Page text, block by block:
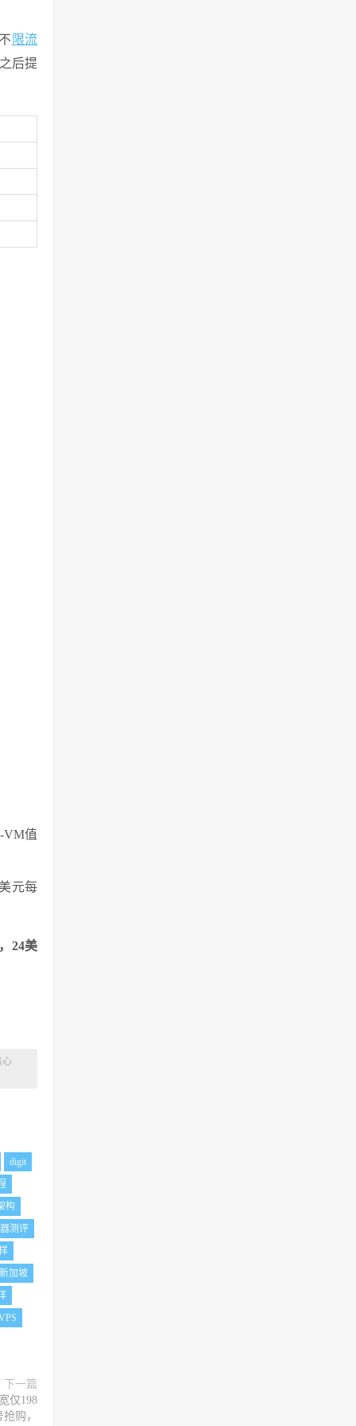
限流
后提
VM值
元每
24美
心
digit
构
测评
新加坡
下一篇
仅198
购，